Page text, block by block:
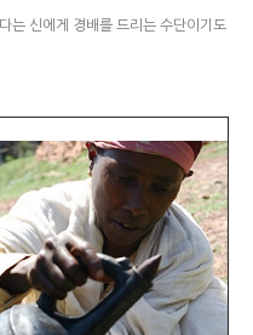
는 신에게 경배를 드리는 수단이기도